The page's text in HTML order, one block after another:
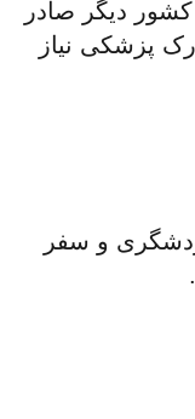
کشور دیگر صادر
پزشکی نیاز
و سفر